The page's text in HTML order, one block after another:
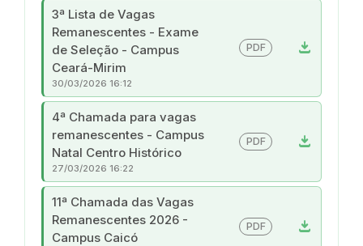
3ª Lista de Vagas
Remanescentes - Exame
de Seleção - Campus
Ceará-Mirim
download
PDF
30/03/2026 16:12
4ª Chamada para vagas
remanescentes - Campus
Natal Centro Histórico
download
PDF
27/03/2026 16:22
11ª Chamada das Vagas
Remanescentes 2026 -
Campus Caicó
download
PDF